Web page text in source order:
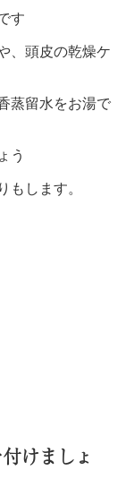
す
、頭皮の乾燥ケ
蒸留水をお湯で
う
もします。
けましょ